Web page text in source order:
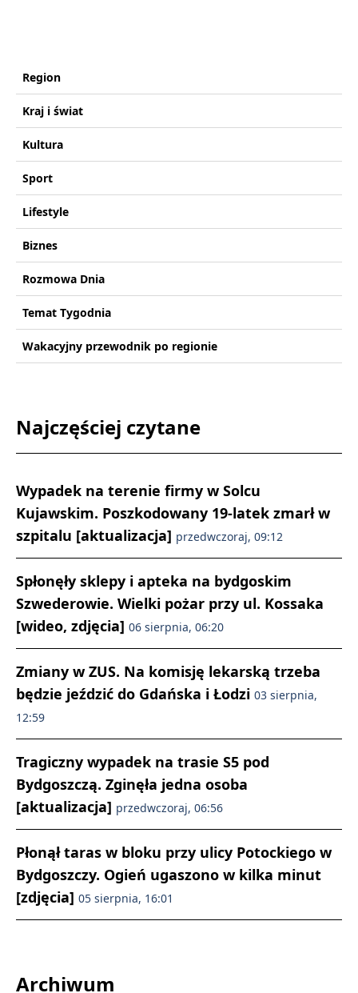
Region
Kraj i świat
Kultura
Sport
Lifestyle
Biznes
Rozmowa Dnia
Temat Tygodnia
Wakacyjny przewodnik po regionie
Najczęściej czytane
Wypadek na terenie firmy w Solcu
Kujawskim. Poszkodowany 19-latek zmarł w
szpitalu [aktualizacja] przedwczoraj, 09:12
Spłonęły sklepy i apteka na bydgoskim
Szwederowie. Wielki pożar przy ul. Kossaka
[wideo, zdjęcia] 06 sierpnia, 06:20
Zmiany w ZUS. Na komisję lekarską trzeba
będzie jeździć do Gdańska i Łodzi 03 sierpnia,
12:59
Tragiczny wypadek na trasie S5 pod
Bydgoszczą. Zginęła jedna osoba
[aktualizacja] przedwczoraj, 06:56
Płonął taras w bloku przy ulicy Potockiego w
Bydgoszczy. Ogień ugaszono w kilka minut
[zdjęcia] 05 sierpnia, 16:01
Archiwum